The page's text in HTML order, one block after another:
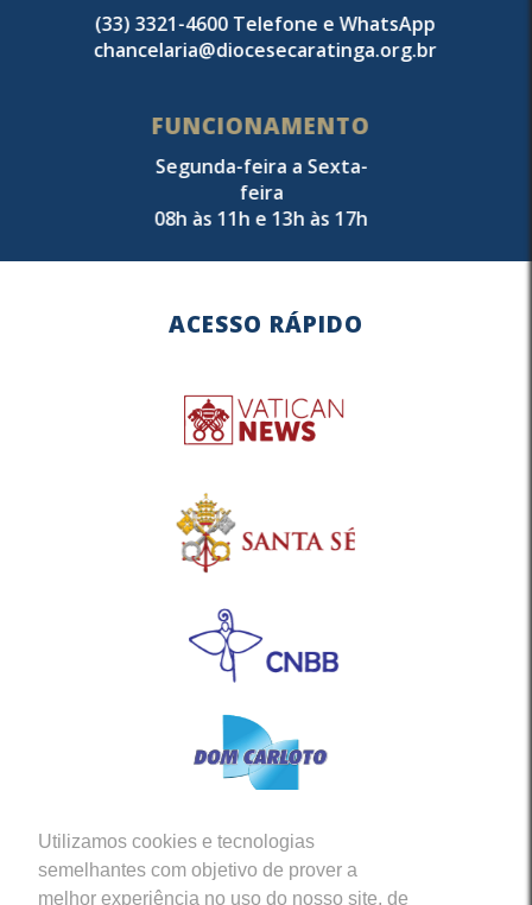
Utilizamos cookies e tecnologias
semelhantes com objetivo de prover a
melhor experiência no uso do nosso site, de
(33) 3321-4600 Telefone e WhatsApp
chancelaria@diocesecaratinga.org.br
FUNCIONAMENTO
Segunda-feira a Sexta-
feira
08h às 11h e 13h às 17h
ACESSO RÁPIDO
Siga-nos em nossas Redes Sociais